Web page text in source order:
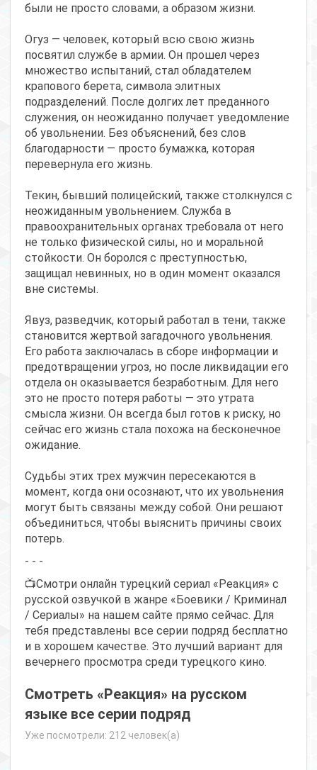
были не просто словами, а образом жизни.
Огуз — человек, который всю свою жизнь
посвятил службе в армии. Он прошел через
множество испытаний, стал обладателем
крапового берета, символа элитных
подразделений. После долгих лет преданного
служения, он неожиданно получает уведомление
об увольнении. Без объяснений, без слов
благодарности — просто бумажка, которая
перевернула его жизнь.
Текин, бывший полицейский, также столкнулся с
неожиданным увольнением. Служба в
правоохранительных органах требовала от него
не только физической силы, но и моральной
стойкости. Он боролся с преступностью,
защищал невинных, но в один момент оказался
вне системы.
Явуз, разведчик, который работал в тени, также
становится жертвой загадочного увольнения.
Его работа заключалась в сборе информации и
предотвращении угроз, но после ликвидации его
отдела он оказывается безработным. Для него
это не просто потеря работы — это утрата
смысла жизни. Он всегда был готов к риску, но
сейчас его жизнь стала похожа на бесконечное
ожидание.
Судьбы этих трех мужчин пересекаются в
момент, когда они осознают, что их увольнения
могут быть связаны между собой. Они решают
объединиться, чтобы выяснить причины своих
потерь.
- - -
📺Смотри онлайн турецкий сериал «Реакция» с
русской озвучкой в жанре «Боевики / Криминал
/ Сериалы» на нашем сайте прямо сейчас. Для
тебя представлены все серии подряд бесплатно
и в хорошем качестве. Это лучший вариант для
вечернего просмотра среди турецкого кино.
Смотреть «Реакция» на русском
языке все серии подряд
Уже посмотрели: 212 человек(а)